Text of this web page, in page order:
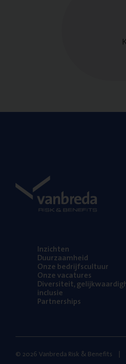
Inzich­ten
Duur­zaam­heid
Onze bedrijfs­cul­tuur
Onze vaca­tu­res
Diver­si­teit,
inclusie
Part­ner­ships
© 2026 Vanbreda Risk & Benefits